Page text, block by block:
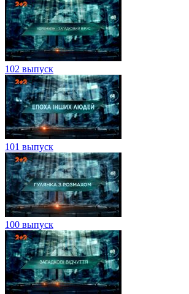
102 выпуск
101 выпуск
100 выпуск